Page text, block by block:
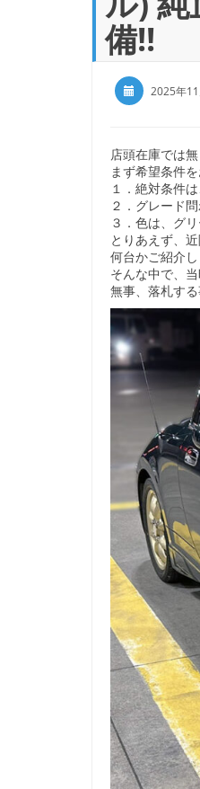
備!!
2025年
店頭在庫では
まず希望条件
１．絶対条件
２．グレード問
３．色は、グ
とりあえず、
何台かご紹介
そんな中で、
無事、落札す